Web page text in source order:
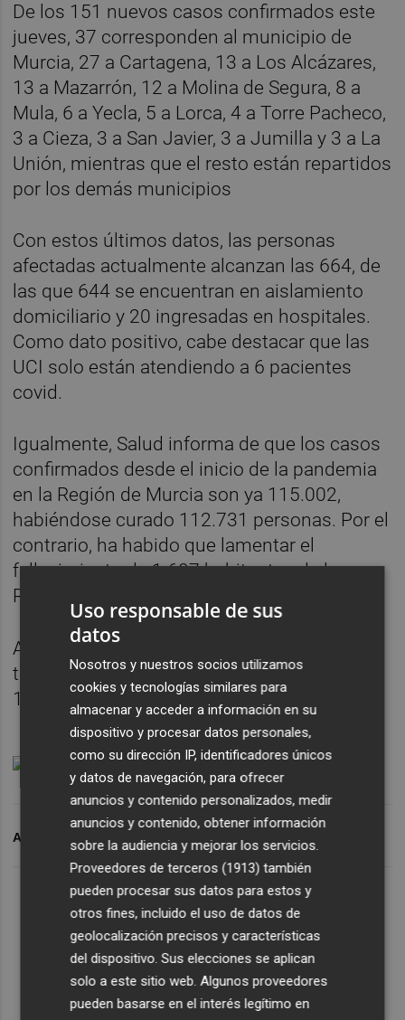
De los 151 nuevos casos confirmados este
jueves, 37 corresponden al municipio de
Murcia, 27 a Cartagena, 13 a Los Alcázares,
13 a Mazarrón, 12 a Molina de Segura, 8 a
Mula, 6 a Yecla, 5 a Lorca, 4 a Torre Pacheco,
3 a Cieza, 3 a San Javier, 3 a Jumilla y 3 a La
Unión, mientras que el resto están repartidos
por los demás municipios
Con estos últimos datos, las personas
afectadas actualmente alcanzan las 664, de
las que 644 se encuentran en aislamiento
domiciliario y 20 ingresadas en hospitales.
Como dato positivo, cabe destacar que las
UCI solo están atendiendo a 6 pacientes
covid.
Igualmente, Salud informa de que los casos
confirmados desde el inicio de la pandemia
en la Región de Murcia son ya 115.002,
habiéndose curado 112.731 personas. Por el
contrario, ha habido que lamentar el
fallecimiento de 1.607 habitantes de la
Región.
Además, hasta la fecha se han realizado un
total de 1.181.064 pruebas PCR/antígeno y
112.524 de Anticuerpos.
ARCHIVADO EN BALANCE COVID
Uso responsable de sus
datos
Nosotros y nuestros socios utilizamos
cookies y tecnologías similares para
almacenar y acceder a información en su
dispositivo y procesar datos personales,
como su dirección IP, identificadores únicos
y datos de navegación, para ofrecer
anuncios y contenido personalizados, medir
anuncios y contenido, obtener información
sobre la audiencia y mejorar los servicios.
Proveedores de terceros (1913) también
pueden procesar sus datos para estos y
otros fines, incluido el uso de datos de
geolocalización precisos y características
del dispositivo. Sus elecciones se aplican
solo a este sitio web. Algunos proveedores
pueden basarse en el interés legítimo en